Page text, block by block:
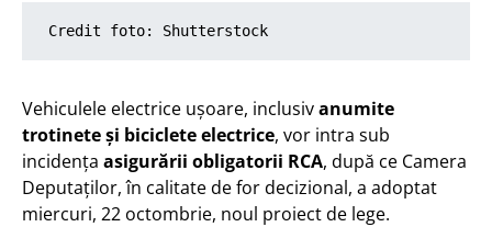
Credit foto: Shutterstock
Vehiculele electrice ușoare, inclusivanumite
trotinete și biciclete electrice, vor intra sub
incidența asigurării obligatorii RCA, după ce Camera
Deputaților, în calitate de for decizional, a adoptat
miercuri, 22 octombrie, noul proiect de lege.